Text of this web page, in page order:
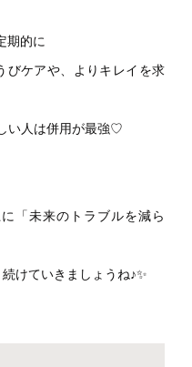
期的に
びケアや、よりキレイを求
い人は併用が最強♡
「未来のトラブルを減ら
けていきましょうね♪✨